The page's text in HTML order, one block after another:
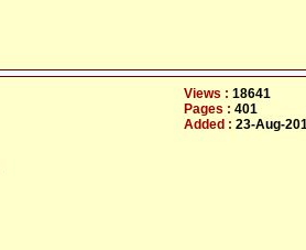
Views : 18641
Pages : 401
Added : 23-Aug-